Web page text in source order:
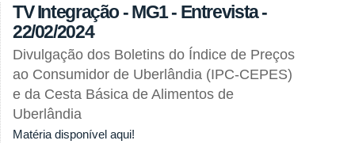
TV Integração - MG1 - Entrevista -
22/02/2024
Divulgação dos Boletins do Índice de Preços
ao Consumidor de Uberlândia (IPC-CEPES)
e da Cesta Básica de Alimentos de
Uberlândia
Matéria disponível aqui!